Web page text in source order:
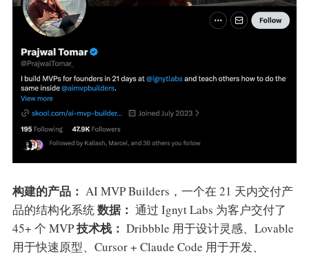
构建的产品： AI MVP Builders，一个在 21 天内交付产
品的结构化系统数据： 通过 Ignyt Labs 为客户交付了
45+ 个 MVP技术栈： Dribbble 用于设计灵感、Lovable
用于快速原型、Cursor + Claude Code 用于开发、